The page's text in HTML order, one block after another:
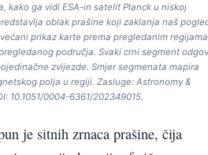
kako ga vidi ESA-in satelit Planck u niskoj
oblak prašine koji zaklanja naš
prikaz karte prema pregledanim
područja. Svaki crni segment
zvijezde. Smjer segmenata mapira
polja u regiji. Zasluge: Astronomy &
10.1051/0004-6361/202349015.
je sitnih zrnaca prašine, čija